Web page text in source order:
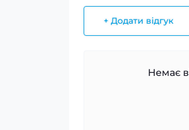
+ Додати відгук
Немає